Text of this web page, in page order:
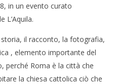
in un evento curato
L’Aquila.
il racconto, la fotografia,
, elemento importante del
perché Roma è la città che
la chiesa cattolica ciò che